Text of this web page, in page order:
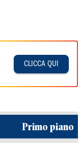
CLICCA QUI
Primo piano